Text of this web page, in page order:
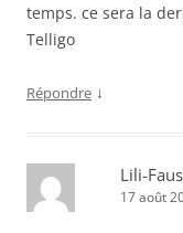
temps. ce sera la
Telligo
Répondre ↓
Lili-
17 août